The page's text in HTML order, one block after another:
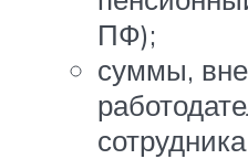
ПФ);
суммы,